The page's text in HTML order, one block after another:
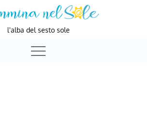
l'alba del sesto sole